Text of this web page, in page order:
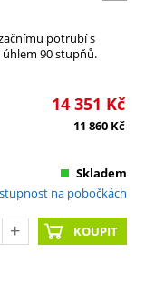
potrubí s
90 stupňů.
14 351 Kč
11 860 Kč
Skladem
na pobočkách
KOUPIT